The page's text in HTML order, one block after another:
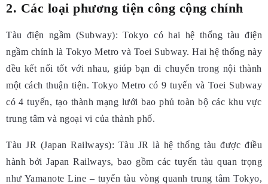
2. Các loại phương tiện công cộng chính
Tàu điện ngầm (Subway):Tokyo có hai hệ thống tàu điện
ngầm chính là Tokyo Metro và Toei Subway. Hai hệ thống này
đều kết nối tốt với nhau, giúp bạn di chuyển trong nội thành
một cách thuận tiện. Tokyo Metro có 9 tuyến và Toei Subway
có 4 tuyến, tạo thành mạng lưới bao phủ toàn bộ các khu vực
trung tâm và ngoại vi của thành phố.
Tàu JR (Japan Railways): Tàu JR là hệ thống tàu được điều
hành bởi Japan Railways, bao gồm các tuyến tàu quan trọng
như Yamanote Line – tuyến tàu vòng quanh trung tâm Tokyo,